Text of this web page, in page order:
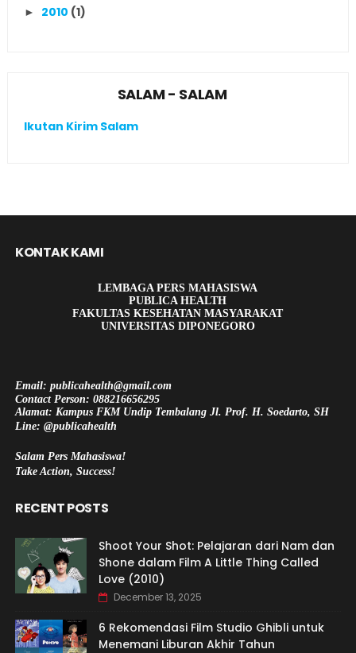
► 2010 (1)
SALAM - SALAM
Ikutan Kirim Salam
KONTAK KAMI
LEMBAGA PERS MAHASISWA
PUBLICA HEALTH
FAKULTAS KESEHATAN MASYARAKAT
UNIVERSITAS DIPONEGORO
Email: publicahealth@gmail.com
Contact Person: 088216656295
Alamat: Kampus FKM Undip Tembalang Jl. Prof. H. Soedarto, SH
Line: @publicahealth
Salam Pers Mahasiswa!
Take Action, Success!
RECENT POSTS
Shoot Your Shot: Pelajaran dari Nam dan
Shone dalam Film A Little Thing Called
Love (2010)
December 13, 2025
6 Rekomendasi Film Studio Ghibli untuk
Menemani Liburan Akhir Tahun